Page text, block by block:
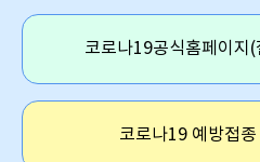
코로나19공식홈페이지
코로나19 예방접